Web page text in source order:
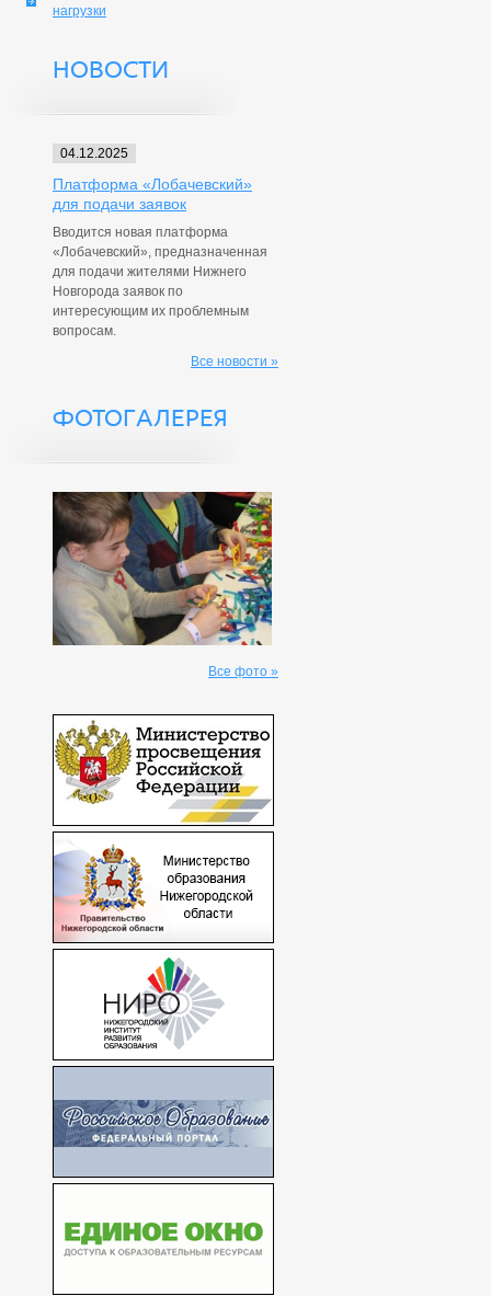
нагрузки
НОВОСТИ
04.12.2025
Платформа «Лобачевский»
для подачи заявок
Вводится новая платформа
«Лобачевский», предназначенная
для подачи жителями Нижнего
Новгорода заявок по
интересующим их проблемным
вопросам.
Все новости »
ФОТОГАЛЕРЕЯ
Все фото »